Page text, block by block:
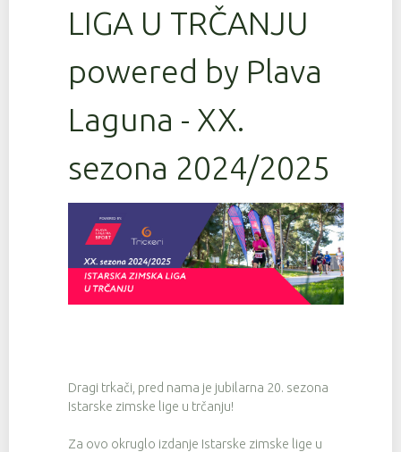
LIGA U TRČANJU
powered by Plava
Laguna - XX.
sezona 2024/2025
Dragi trkači, pred nama je jubilarna 20. sezona
Istarske zimske lige u trčanju!
Za ovo okruglo izdanje Istarske zimske lige u